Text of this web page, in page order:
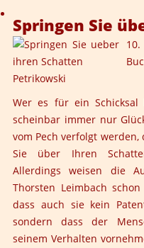
Springen Sie
Petrikowski
Wer es für ein Schicksal
scheinbar immer nur
vom Pech verfolgt
Sie über Ihren
Allerdings weisen die
Thorsten Leimbach
dass auch sie kein
sondern dass der
seinem Verhalten